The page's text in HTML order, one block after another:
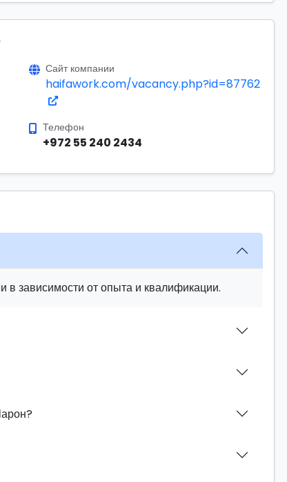
Сайт компании
haifawork.com/vacancy.php?id=87762
Телефон
+972 55 240 2434
в зависимости от опыта и квалификации.